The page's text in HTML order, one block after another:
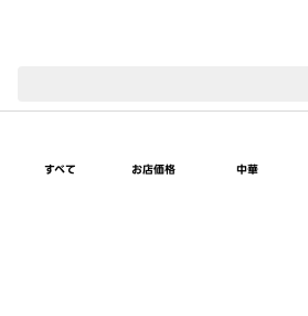
すべて お店価格 中華